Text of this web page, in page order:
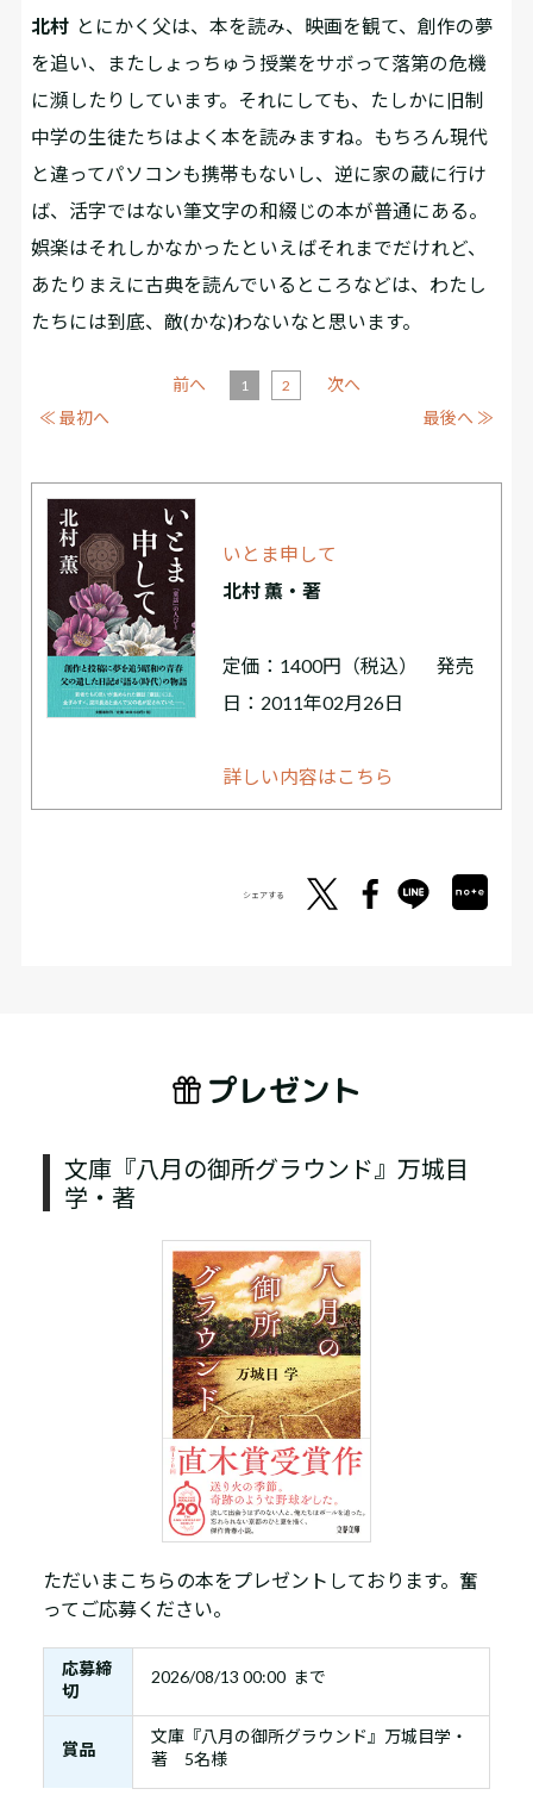
北村 とにかく父は、本を読み、映画を観て、創作の夢
を追い、またしょっちゅう授業をサボって落第の危機
に瀕したりしています。それにしても、たしかに旧制
中学の生徒たちはよく本を読みますね。もちろん現代
と違ってパソコンも携帯もないし、逆に家の蔵に行け
ば、活字ではない筆文字の和綴じの本が普通にある。
娯楽はそれしかなかったといえばそれまでだけれど、
あたりまえに古典を読んでいるところなどは、わたし
たちには到底、敵(かな)わないなと思います。
≪ 最初へ
前へ 1 2
次へ
最後へ ≫
いとま申して
北村 薫・著
定価：1400円（税込） 発売
日：2011年02月26日
詳しい内容はこちら
シェアする
プレゼント
文庫『八月の御所グラウンド』万城目
学・著
ただいまこちらの本をプレゼントしております。奮
ってご応募ください。
応募締
切
2026/08/13 00:00 まで
賞品
文庫『八月の御所グラウンド』万城目学・
著 5名様